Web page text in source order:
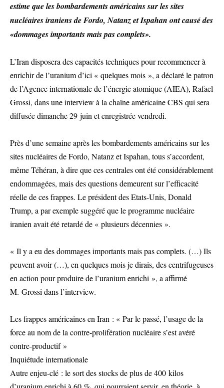
estime que les bombardements américains sur les sites
nucléaires iraniens de Fordo, Natanz et Ispahan ont causé des
«dommages importants mais pas complets».
L’Iran disposera des capacités techniques pour recommencer à
enrichir de l’uranium d’ici « quelques mois », a déclaré le patron
de l’Agence internationale de l’énergie atomique (AIEA), Rafael
Grossi, dans une interview à la chaîne américaine CBS qui sera
diffusée dimanche 29 juin et enregistrée vendredi.
Près d’une semaine après les bombardements américains sur les
sites nucléaires de Fordo, Natanz et Ispahan, tous s’accordent,
même Téhéran, à dire que ces centrales ont été considérablement
endommagées, mais des questions demeurent sur l’efficacité
réelle de ces frappes. Le président des Etats-Unis, Donald
Trump, a par exemple suggéré que le programme nucléaire
iranien avait été retardé de « plusieurs décennies ».
« Il y a eu des dommages importants mais pas complets. (…) Ils
peuvent avoir (…), en quelques mois je dirais, des centrifugeuses
en action pour produire de l’uranium enrichi », a affirmé
M. Grossi dans l’interview.
Les frappes américaines en Iran : « Par le passé, l’usage de la
force au nom de la contre-prolifération nucléaire s’est avéré
contre-productif »
Inquiétude internationale
Autre enjeu-clé : le sort des stocks de plus de 400 kilos